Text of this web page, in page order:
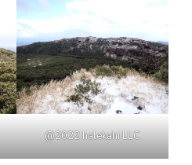
@2022 halekahi LLC